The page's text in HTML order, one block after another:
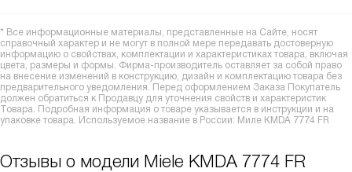
* Все информационные материалы, представленные на Сайте, носят
справочный характер и не могут в полной мере передавать достоверную
информацию о свойствах, комплектации и характеристиках товара, включая
цвета, размеры и формы. Фирма-производитель оставляет за собой право
на внесение изменений в конструкцию, дизайн и комплектацию товара без
предварительного уведомления. Перед оформлением Заказа Покупатель
должен обратиться к Продавцу для уточнения свойств и характеристик
Товара. Подробная информация о товаре указывается в инструкции и на
упаковке товара. Используемое название в России: Миле KMDA 7774 FR
Отзывы о модели Miele KMDA 7774 FR